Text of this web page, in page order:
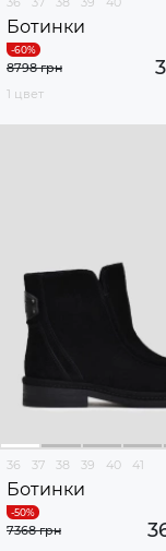
Ботинки
8798 грн
1 цвет
36 37 38 39 40 41
Ботинки
7368 грн